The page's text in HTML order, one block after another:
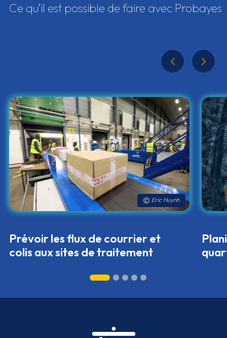
Ce qu’il est possible de faire avec Probayes
Eric Huynh
Prévoir les flux de courrier et
colis aux sites de traitement